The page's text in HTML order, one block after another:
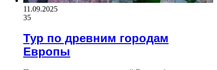
11.09.2025
35
Тур по древним городам
Европы